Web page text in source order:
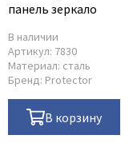
панель зеркало
В наличии
Артикул: 7830
Материал: сталь
Бренд: Protector
В корзину